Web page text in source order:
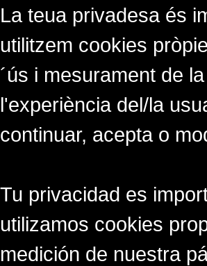
La teua privadesa és
utilitzem cookies
´ús i mesurament de
l'experiència del/la
continuar, acepta o
Tu privacidad es
utilizamos cookies
medición de nuestra